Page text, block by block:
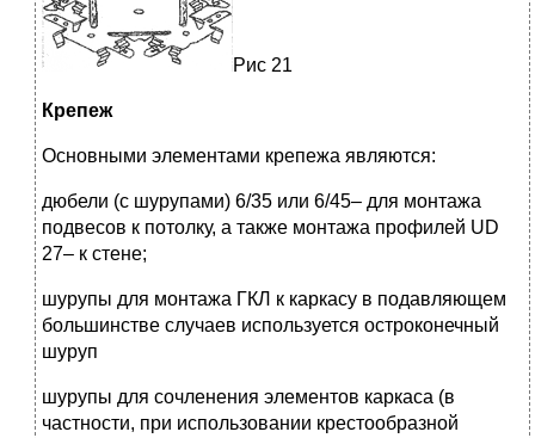
Рис 21
Крепеж
Основными элементами крепежа являются:
дюбели (с шурупами) 6/35 или 6/45– для монтажа
подвесов к потолку, а также монтажа профилей UD
27– к стене;
шурупы для монтажа ГКЛ к каркасу в подавляющем
большинстве случаев используется остроконечный
шуруп
шурупы для сочленения элементов каркаса (в
частности, при использовании крестообразной